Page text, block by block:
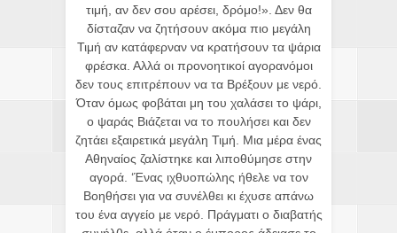
τιμή, αν δεν σου αρέσει, δρόμο!». Δεν θα
δίσταζαν να ζητήσουν ακόμα πιο μεγάλη
Τιμή αν κατάφερναν να κρατήσουν τα ψάρια
φρέσκα. Αλλά οι προνοητικοί αγορανόμοι
δεν τους επιτρέπουν να τα Βρέξουν με νερό.
Όταν όμως φοβάται μη του χαλάσει το ψάρι,
ο ψαράς Βιάζεται να το πουλήσει και δεν
ζητάει εξαιρετικά μεγάλη Τιμή. Μια μέρα ένας
Αθηναίος ζαλίστηκε και λιποθύμησε στην
αγορά. ‘Ένας ιχθυοπώλης ήθελε να τον
Βοηθήσει για να συνέλθει κι έχυσε απάνω
του ένα αγγείο με νερό. Πράγματι ο διαβατής